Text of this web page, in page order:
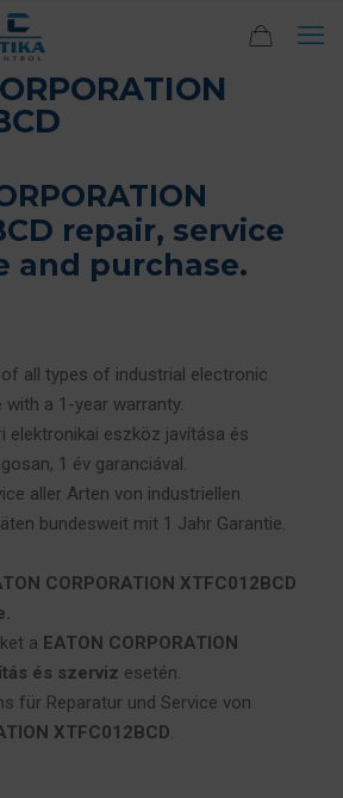
repair, service
and purchase.
all types of industrial electronic
a 1-year warranty.
elektronikai eszköz javítása és
1 év garanciával.
aller Arten von industriellen
bundesweit mit 1 Jahr Garantie.
CORPORATION XTFC012BCD
a EATON CORPORATION
és szerviz esetén.
für Reparatur und Service von
XTFC012BCD.